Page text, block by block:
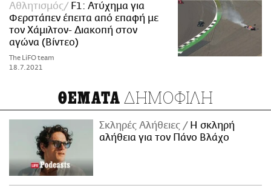
Αθλητισμός
F1: Ατύχημα για
Φερστάπεν έπειτα από επαφή με
τον Χάμιλτον- Διακοπή στον
αγώνα (Βίντεο)
The LiFO team
18.7.2021
ΘΕΜΑΤΑ ΔΗΜΟΦΙΛΗ
Σκληρές Αλήθειες
H σκληρή
αλήθεια για τον Πάνο Βλάχο